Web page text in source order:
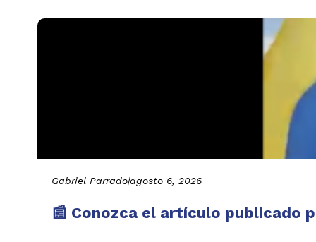
Gabriel Parrado|agosto 6, 2026
📰 Conozca el artículo publicado